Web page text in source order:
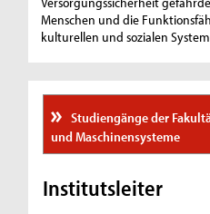
Menschen und die
kulturellen und sozialen
Studiengänge der
und Maschinensysteme
Institutsleiter